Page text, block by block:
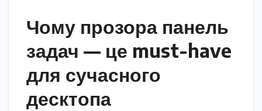
Чому прозора панель
задач — це must-have
для сучасного
десктопа